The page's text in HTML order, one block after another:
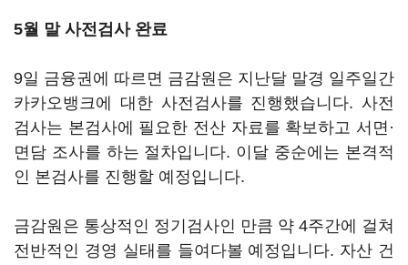
5월 말 사전검사 완료
9일 금융권에 따르면 금감원은 지난달 말경 일주일간
카카오뱅크에 대한 사전검사를 진행했습니다. 사전
검사는 본검사에 필요한 전산 자료를 확보하고 서면·
면담 조사를 하는 절차입니다. 이달 중순에는 본격적
인 본검사를 진행할 예정입니다.
금감원은 통상적인 정기검사인 만큼 약 4주간에 걸쳐
전반적인 경영 실태를 들여다볼 예정입니다. 자산 건